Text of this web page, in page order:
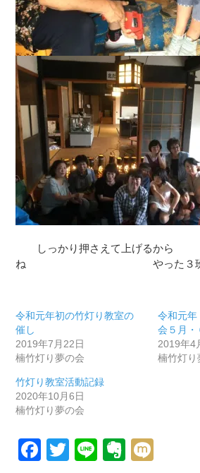
しっかり押さえて上げるから
ね やった３班の完
令和元年初の竹灯り教室の
催し
2019年7月22日
楠竹灯り夢の会
令和元
会５月・
2019年4
楠竹灯り
竹灯り教室活動記録
2020年10月6日
楠竹灯り夢の会
Facebook
Twitter
Line